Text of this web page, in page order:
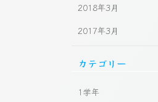
2018年3月
2017年3月
カテゴリー
1学年